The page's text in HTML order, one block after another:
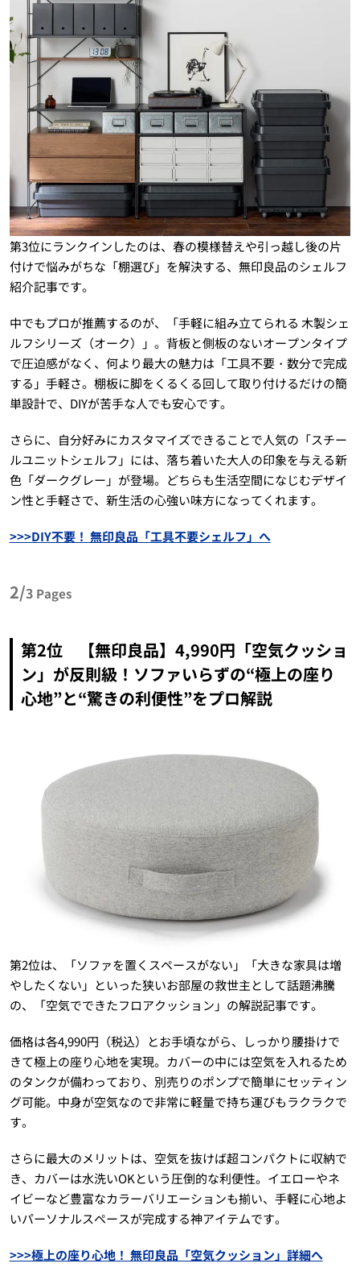
第3位にランクインしたのは、春の模様替えや引っ越し後の片
付けで悩みがちな「棚選び」を解決する、無印良品のシェルフ
紹介記事です。
中でもプロが推薦するのが、「手軽に組み立てられる 木製シェ
ルフシリーズ（オーク）」。背板と側板のないオープンタイプ
で圧迫感がなく、何より最大の魅力は「工具不要・数分で完成
する」手軽さ。棚板に脚をくるくる回して取り付けるだけの簡
単設計で、DIYが苦手な人でも安心です。
さらに、自分好みにカスタマイズできることで人気の「スチー
ルユニットシェルフ」には、落ち着いた大人の印象を与える新
色「ダークグレー」が登場。どちらも生活空間になじむデザイ
ン性と手軽さで、新生活の心強い味方になってくれます。
>>>DIY不要！ 無印良品「工具不要シェルフ」へ
2/3 Pages
第2位 【無印良品】4,990円「空気クッショ
ン」が反則級！ソファいらずの“極上の座り
心地”と“驚きの利便性”をプロ解説
第2位は、「ソファを置くスペースがない」「大きな家具は増
やしたくない」といった狭いお部屋の救世主として話題沸騰
の、「空気でできたフロアクッション」の解説記事です。
価格は各4,990円（税込）とお手頃ながら、しっかり腰掛けで
きて極上の座り心地を実現。カバーの中には空気を入れるため
のタンクが備わっており、別売りのポンプで簡単にセッティン
グ可能。中身が空気なので非常に軽量で持ち運びもラクラクで
す。
さらに最大のメリットは、空気を抜けば超コンパクトに収納で
き、カバーは水洗いOKという圧倒的な利便性。イエローやネ
イビーなど豊富なカラーバリエーションも揃い、手軽に心地よ
いパーソナルスペースが完成する神アイテムです。
>>>極上の座り心地！ 無印良品「空気クッション」詳細へ